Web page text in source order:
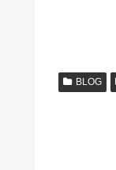
BLOG